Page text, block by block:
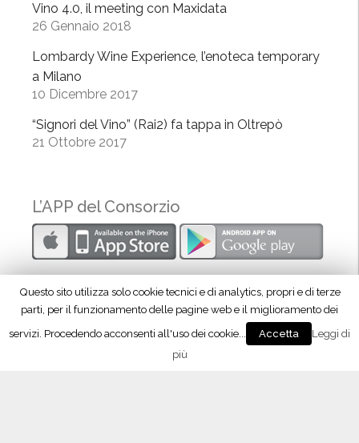
o
t
a
o
n
”
Vino 4.0, il meeting con Maxidata
26 Gennaio 2018
Lombardy Wine Experience, l’enoteca temporary
a Milano
10 Dicembre 2017
“Signori del Vino” (Rai2) fa tappa in Oltrepò
21 Ottobre 2017
L’APP del Consorzio
Seguici su Facebook!
Questo sito utilizza solo cookie tecnici e di analytics, propri e di terze
parti, per il funzionamento delle pagine web e il miglioramento dei
servizi. Procedendo acconsenti all'uso dei cookie...
Accetta
Leggi di
più